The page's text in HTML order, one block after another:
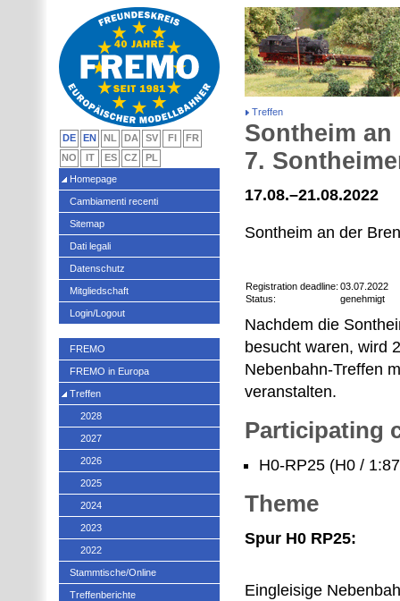
Treffen
Sontheim
7.
17.08.–21.08.2022
Sontheim an der
Registration deadline: 03.07.2022
Status:
genehmigt
Nachdem die
besucht waren, wird
Nebenbahn-Treffen
veranstalten.
Participating
H0-RP25 (H0 /
Theme
Spur H0 RP25:
Eingleisige
DE EN NL DA SV FI
FR
NO
IT ES CZ
PL
Homepage
Cambiamenti recenti
Sitemap
Dati legali
Datenschutz
Mitgliedschaft
Login/Logout
FREMO
FREMO in Europa
Treffen
2028
2027
2026
2025
2024
2023
2022
Stammtische/Online
Treffenberichte